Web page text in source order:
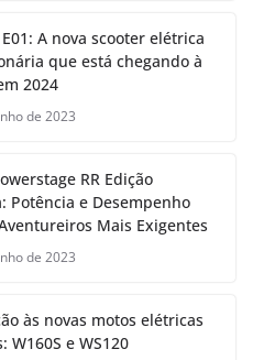
A nova scooter elétrica
que está chegando à
2024
de 2023
RR Edição
Potência e Desempenho
Mais Exigentes
de 2023
às novas motos elétricas
W160S e WS120